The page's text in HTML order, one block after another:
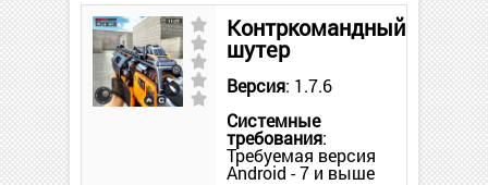
Контркомандный
шутер
Версия: 1.7.6
Системные
требования:
Требуемая версия
Android - 7 и выше